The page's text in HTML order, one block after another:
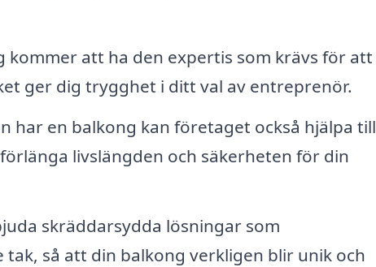
kommer att ha den expertis som krävs för att
ger dig trygghet i ditt val av entreprenör.
har en balkong kan företaget också hjälpa till
livslängden och säkerheten för din
skräddarsydda lösningar som
så att din balkong verkligen blir unik och